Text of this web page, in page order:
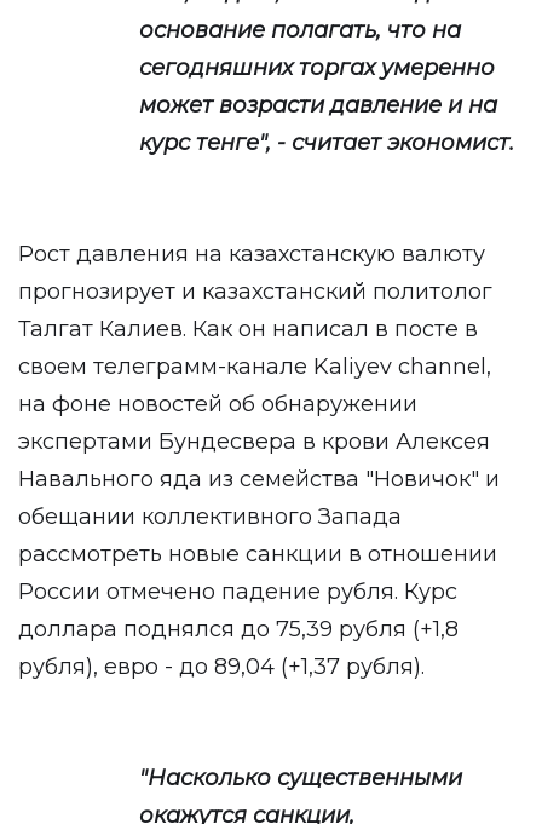
основание полагать, что на
сегодняшних торгах умеренно
может возрасти давление и на
курс тенге", - считает экономист.
Рост давления на казахстанскую валюту
прогнозирует и казахстанский политолог
Талгат Калиев. Как он написал в посте в
своем телеграмм-канале Kaliyev channel,
на фоне новостей об обнаружении
экспертами Бундесвера в крови Алексея
Навального яда из семейства "Новичок" и
обещании коллективного Запада
рассмотреть новые санкции в отношении
России отмечено падение рубля. Курс
доллара поднялся до 75,39 рубля (+1,8
рубля), евро - до 89,04 (+1,37 рубля).
"Насколько существенными
окажутся санкции,